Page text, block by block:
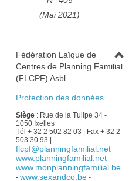
(Mai 2021)
Fédération Laïque de
Centres de Planning Familial
(FLCPF) Asbl
Protection des données
Siège: Rue de la Tulipe 34 -
1050 Ixelles
Tél + 32 2 502 82 03 | Fax + 32 2
503 30 93 |
flcpf@planningfamilial.net
www.planningfamilial.net-
www.monplanningfamilial.be
- www.sexandco.be-